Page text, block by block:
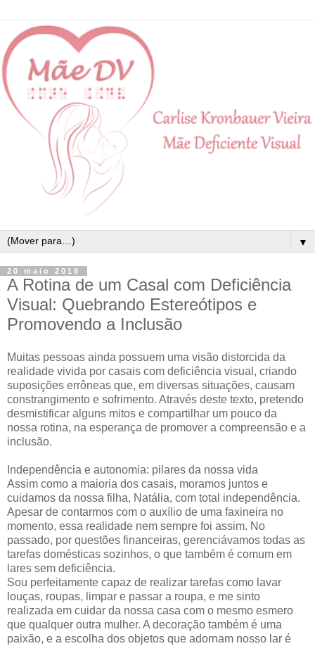
▼
20 maio 2019
A Rotina de um Casal com Deficiência
Visual: Quebrando Estereótipos e
Promovendo a Inclusão
Muitas pessoas ainda possuem uma visão distorcida da
realidade vivida por casais com deficiência visual, criando
suposições errôneas que, em diversas situações, causam
constrangimento e sofrimento. Através deste texto, pretendo
desmistificar alguns mitos e compartilhar um pouco da
nossa rotina, na esperança de promover a compreensão e a
inclusão.
Independência e autonomia: pilares da nossa vida
Assim como a maioria dos casais, moramos juntos e
cuidamos da nossa filha, Natália, com total independência.
Apesar de contarmos com o auxílio de uma faxineira no
momento, essa realidade nem sempre foi assim. No
passado, por questões financeiras, gerenciávamos todas as
tarefas domésticas sozinhos, o que também é comum em
lares sem deficiência.
Sou perfeitamente capaz de realizar tarefas como lavar
louças, roupas, limpar e passar a roupa, e me sinto
realizada em cuidar da nossa casa com o mesmo esmero
que qualquer outra mulher. A decoração também é uma
paixão, e a escolha dos objetos que adornam nosso lar é